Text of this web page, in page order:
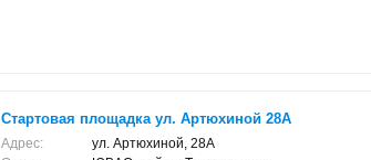
Стартовая площадка ул. Артюхиной 28А
Адрес:
ул. Артюхиной, 28А